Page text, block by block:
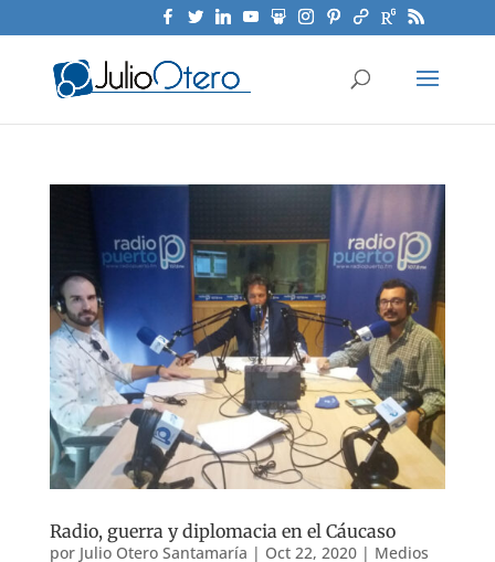
Radio, guerra y diplomacia en el Cáucaso
por Julio Otero Santamaría | Oct 22, 2020| Medios